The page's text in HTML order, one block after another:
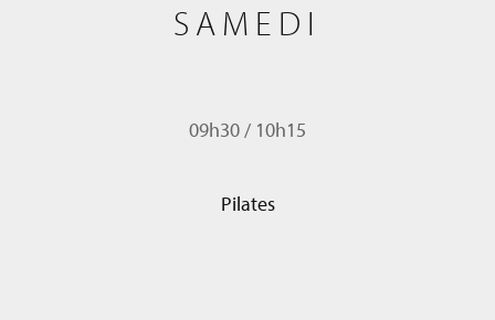
SAMEDI
09h30/ 10h15
Pilates